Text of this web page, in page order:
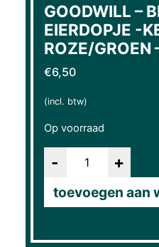
GOODWILL –
EIERDOPJE -
ROZE/GROEN
€6,50
(incl. btw)
Op voorraad
toevoegen aan